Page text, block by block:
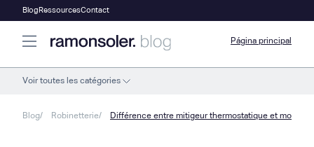
Blog RessourcesContact
Página principal
Voir toutes les catégories
Blog Robinetterie Différence entre mitigeur thermostatique et